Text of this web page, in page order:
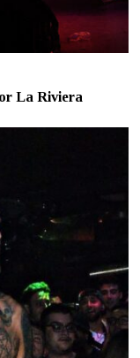
La Riviera